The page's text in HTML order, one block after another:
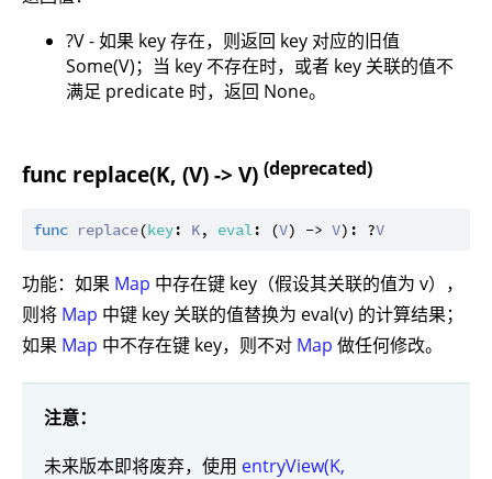
?V - 如果 key 存在，则返回 key 对应的旧值
Some(V)；当 key 不存在时，或者 key 关联的值不
满足 predicate 时，返回 None。
func replace(K, (V) -> V) (deprecated)
func replace(key: K, eval: (V) -> V): ?V
功能：如果 Map 中存在键 key（假设其关联的值为 v），
则将 Map 中键 key 关联的值替换为 eval(v) 的计算结果；
如果 Map 中不存在键 key，则不对 Map 做任何修改。
注意：
未来版本即将废弃，使用 entryView(K,